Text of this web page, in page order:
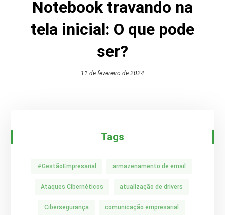
Notebook travando na
tela inicial: O que pode
ser?
11 de fevereiro de 2024
Tags
#GestãoEmpresarial armazenamento de email
Ataques Cibernéticos atualização de drivers
Cibersegurança comunicação empresarial